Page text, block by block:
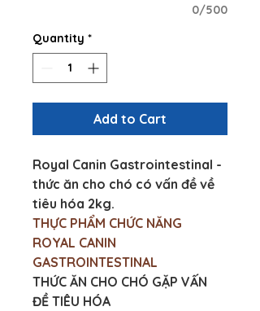
0/500
Quantity *
Add to Cart
Royal Canin Gastrointestinal -
thức ăn cho chó có vấn đề về
tiêu hóa 2kg.
THỰC PHẨM CHỨC NĂNG
ROYAL CANIN
GASTROINTESTINAL
THỨC ĂN CHO CHÓ GẶP VẤN
ĐỀ TIÊU HÓA